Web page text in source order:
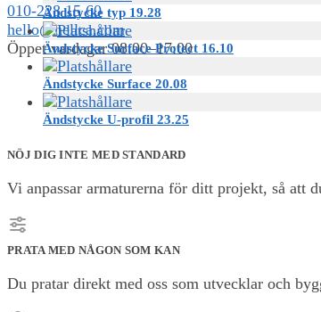
010-228 15 60
hello@nellca.com
Öppet vardagar 08:00–17:00
0,00 KR 0
Ändstycke typ 19.28
Ändstycke Surface Protect 16.10
Ändstycke Surface 20.08
Ändstycke U-profil 23.25
NÖJ DIG INTE MED STANDARD
Vi anpassar armaturerna för ditt projekt, så att
PRATA MED NÅGON SOM KAN
Du pratar direkt med oss som utvecklar och